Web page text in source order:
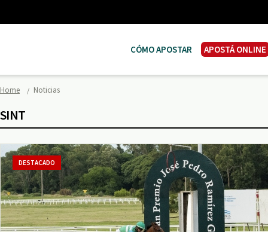
CÓMO APOSTAR APOSTÁ ONLINE
Home Noticias
SINT
DESTACADO